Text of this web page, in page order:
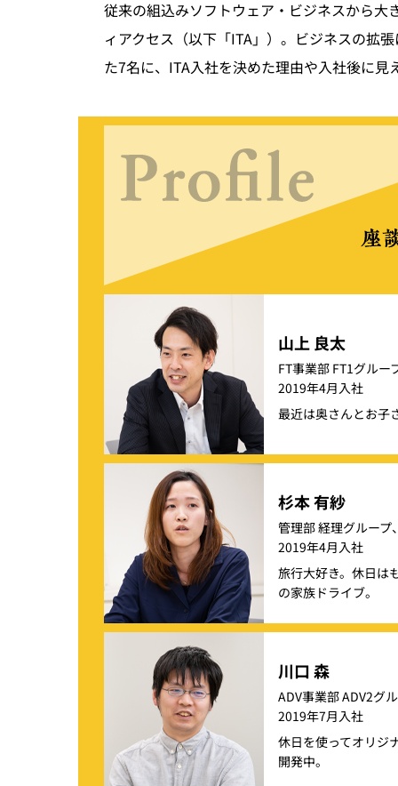
従来の組込みソフトウェア・ビジネスから大
ィアクセス（以下「ITA」）。ビジネスの拡
た7名に、ITA入社を決めた理由や入社後に
山上 良太
FT事業部 FT1グルー
2019年4月入社
最近は奥さんとお子
杉本 有紗
管理部 経理グループ
2019年4月入社
旅行大好き。休日は
の家族ドライブ。
川口 森
ADV事業部 ADV2グ
2019年7月入社
休日を使ってオリジ
開発中。